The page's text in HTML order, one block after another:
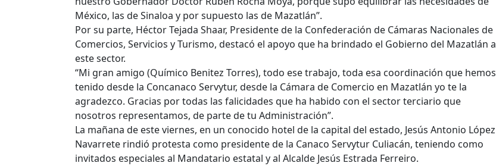
México, las de Sinaloa y por supuesto las de Mazatlán”.
Por su parte, Héctor Tejada Shaar, Presidente de la Confederación de Cámaras Nacionales de
Comercios, Servicios y Turismo, destacó el apoyo que ha brindado el Gobierno del Mazatlán a
este sector.
“Mi gran amigo (Químico Benitez Torres), todo ese trabajo, toda esa coordinación que hemos
tenido desde la Concanaco Servytur, desde la Cámara de Comercio en Mazatlán yo te la
agradezco. Gracias por todas las falicidades que ha habido con el sector terciario que
nosotros representamos, de parte de tu Administración”.
La mañana de este viernes, en un conocido hotel de la capital del estado, Jesús Antonio López
Navarrete rindió protesta como presidente de la Canaco Servytur Culiacán, teniendo como
invitados especiales al Mandatario estatal y al Alcalde Jesús Estrada Ferreiro.